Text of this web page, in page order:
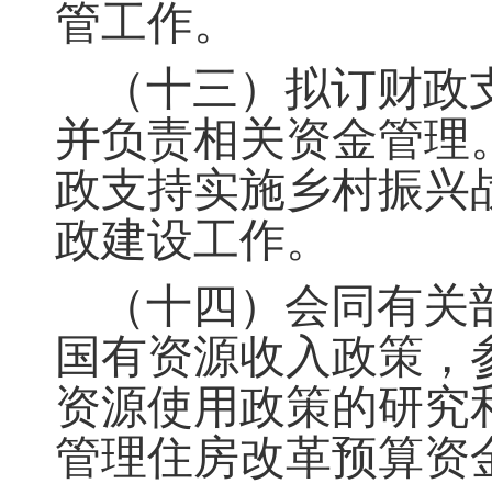
管工作。
（十三）拟订财
并负责相关资金管理
政支持实施乡村振兴
政建设工作。
（十四）会同有
国有资源收入政策 ，
资源使用政策的研究
管理住房改革预算资